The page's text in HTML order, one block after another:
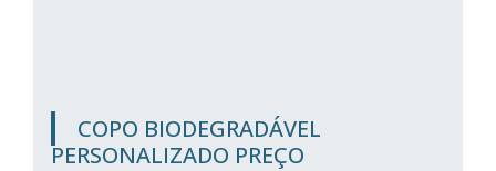
COPO BIODEGRADÁVEL
PERSONALIZADO PREÇO